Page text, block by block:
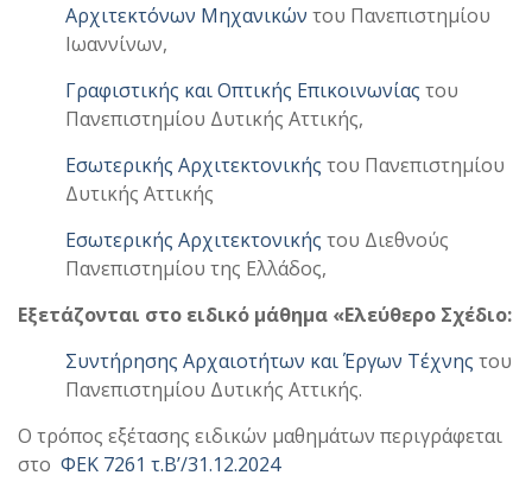
Αρχιτεκτόνων Μηχανικών του Πανεπιστημίου
Ιωαννίνων,
Γραφιστικής και Οπτικής Επικοινωνίας του
Πανεπιστημίου Δυτικής Αττικής,
Εσωτερικής Αρχιτεκτονικής του Πανεπιστημίου
Δυτικής Αττικής
Εσωτερικής Αρχιτεκτονικής του Διεθνούς
Πανεπιστημίου της Ελλάδος,
Εξετάζονται στο ειδικό μάθημα «Ελεύθερο Σχέδιο:
Συντήρησης Αρχαιοτήτων και Έργων Τέχνης του
Πανεπιστημίου Δυτικής Αττικής.
Ο τρόπος εξέτασης ειδικών μαθημάτων περιγράφεται
στο ΦΕΚ 7261 τ.Β’/31.12.2024